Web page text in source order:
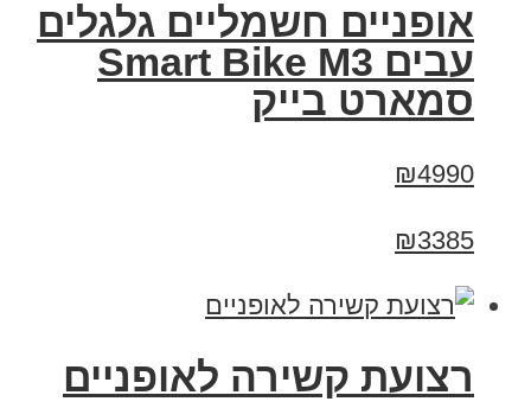
אופניים חשמליים גלגלים
עבים Smart Bike M3
סמארט בייק
₪4990
₪3385
רצועת קשירה לאופניים